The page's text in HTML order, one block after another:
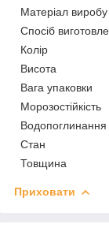
Матеріал виробу
Спосіб
Колір
Висота
Вага упаковки
Морозостійкість
Водопоглинання
Стан
Товщина
Приховати